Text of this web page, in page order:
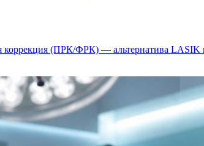
коррекция (ПРК/ФРК) — альтернатива LASIK